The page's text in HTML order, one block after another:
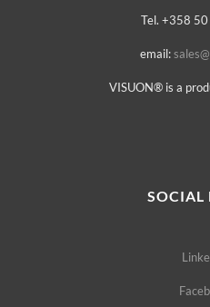
Tel. +358
email:
VISUON® is a
SOCIAL